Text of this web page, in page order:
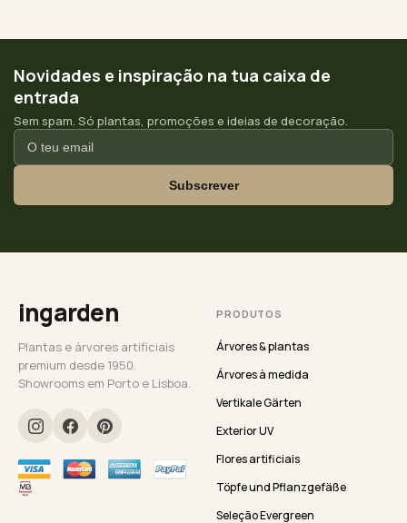
Novidades e inspiração na tua caixa de
entrada
Sem spam. Só plantas, promoções e ideias de decoração.
Subscrever
ingarden
Plantas e árvores artificiais
premium desde 1950.
Showrooms em Porto e Lisboa.
PRODUTOS
Árvores & plantas
Árvores à medida
Vertikale Gärten
Exterior UV
Flores artificiais
Töpfe und Pflanzgefäße
Seleção Evergreen